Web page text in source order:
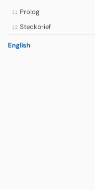
11 Prolog
12 Steckbrief
English